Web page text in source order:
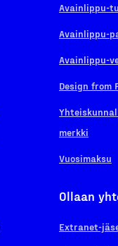
Avainlippu-
Avainlippu-
Avainlippu-
Design from
merkki
Vuosimaksu
Ollaan
Extranet-